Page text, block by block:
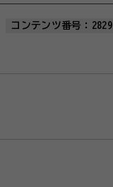
コンテンツ番号：2829